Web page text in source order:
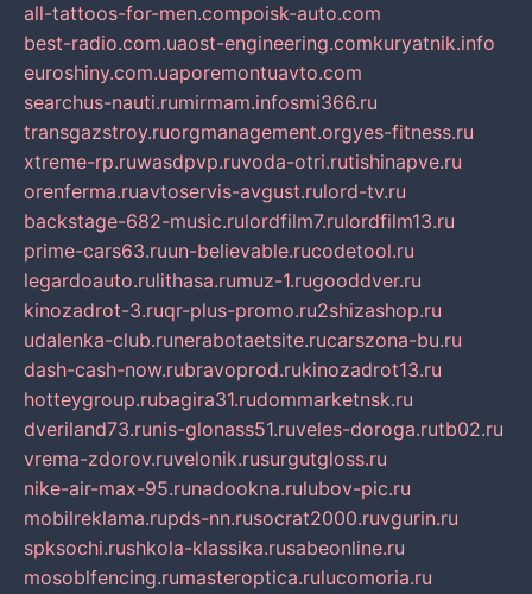
all-tattoos-for-men.compoisk-auto.com
best-radio.com.uaost-engineering.comkuryatnik.info
euroshiny.com.uaporemontuavto.com
searchus-nauti.rumirmam.infosmi366.ru
transgazstroy.ruorgmanagement.orgyes-fitness.ru
xtreme-rp.ruwasdpvp.ruvoda-otri.rutishinapve.ru
orenferma.ruavtoservis-avgust.rulord-tv.ru
backstage-682-music.rulordfilm7.rulordfilm13.ru
prime-cars63.ruun-believable.rucodetool.ru
legardoauto.rulithasa.rumuz-1.rugooddver.ru
kinozadrot-3.ruqr-plus-promo.ru2shizashop.ru
udalenka-club.runerabotaetsite.rucarszona-bu.ru
dash-cash-now.rubravoprod.rukinozadrot13.ru
hotteygroup.rubagira31.rudommarketnsk.ru
dveriland73.runis-glonass51.ruveles-doroga.rutb02.ru
vrema-zdorov.ruvelonik.rusurgutgloss.ru
nike-air-max-95.runadookna.rulubov-pic.ru
mobilreklama.rupds-nn.rusocrat2000.ruvgurin.ru
spksochi.rushkola-klassika.rusabeonline.ru
mosoblfencing.rumasteroptica.rulucomoria.ru